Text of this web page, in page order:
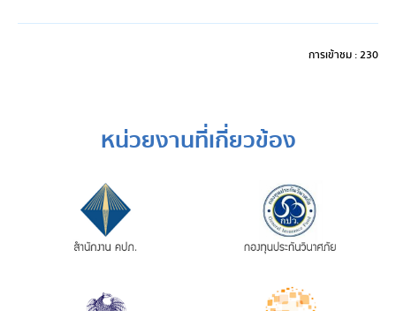
การเข้าชม : 230
หน่วยงานที่เกี่ยวข้อง